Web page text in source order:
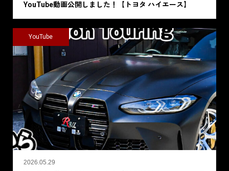
YouTube動画公開しました！【トヨタ ハイエース】
2026.05.29
YouTube